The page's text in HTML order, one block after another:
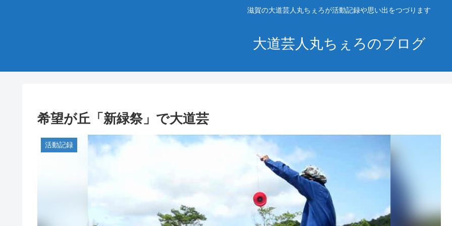
滋賀の大道芸人丸ちぇろが活動記録や思い出をつづります
大道芸人丸ちぇろのブログ
希望が丘「新緑祭」で大道芸
活動記録